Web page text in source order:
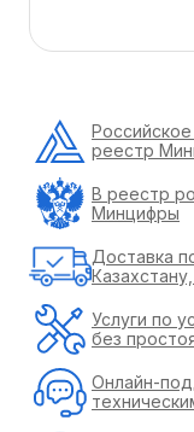
реестр
В реестр
Минцифры
Доставка
Услуги по
без
Онлайн-